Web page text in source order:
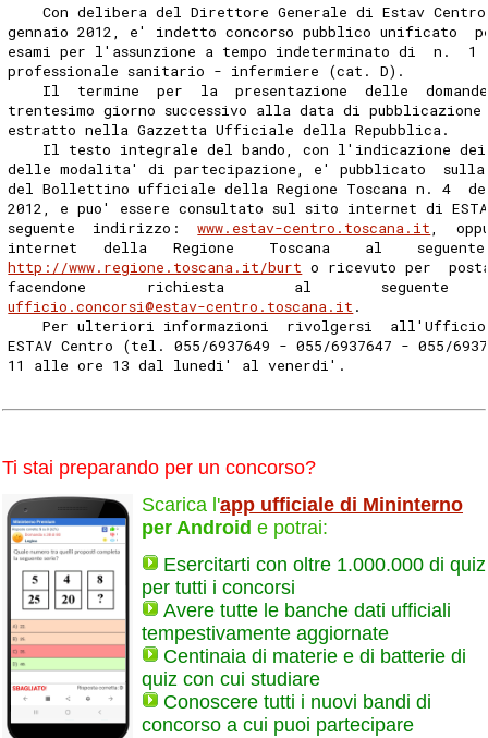
Con delibera del Direttore Generale di Estav
gennaio 2012, e' indetto concorso pubblico
esami per l'assunzione a tempo indeterminato di  n.
professionale sanitario - infermiere (cat. D).
Il  termine  per  la  presentazione  delle
trentesimo giorno successivo alla data di
estratto nella Gazzetta Ufficiale della Repubblica.
Il testo integrale del bando, con l'indicazione
delle modalita' di partecipazione, e' pubblicato
del Bollettino ufficiale della Regione Toscana n. 4
2012, e puo' essere consultato sul sito internet di
seguente  indirizzo: www.estav-centro.toscana.it ,
internet   della   Regione    Toscana    al
http://www.regione.toscana.it/burt o ricevuto per
facendone       richiesta        al        seguente
ufficio.concorsi@estav-centro.toscana.it .
Per ulteriori informazioni  rivolgersi
ESTAV Centro (tel. 055/6937649 - 055/6937647 - 055/
11 alle ore 13 dal lunedi' al venerdi'.
Ti stai preparando per un concorso?
Scarica l'app ufficiale di Mininterno
per Android e potrai:
Esercitarti con oltre 1.000.000 di quiz
per tutti i concorsi
Avere tutte le banche dati ufficiali
tempestivamente aggiornate
Centinaia di materie e di batterie di
quiz con cui studiare
Conoscere tutti i nuovi bandi di
concorso a cui puoi partecipare